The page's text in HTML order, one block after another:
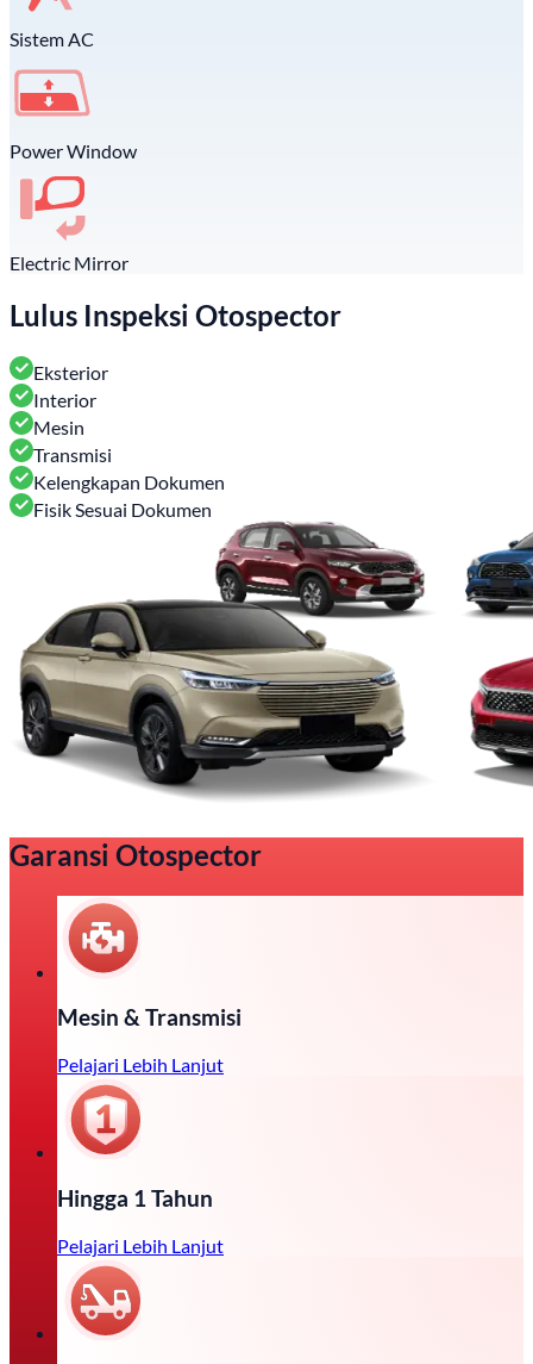
Sistem AC
Power Window
Electric Mirror
Lulus Inspeksi Otospector
Eksterior
Interior
Mesin
Transmisi
Kelengkapan Dokumen
Fisik Sesuai Dokumen
Garansi Otospector
Mesin & Transmisi
Pelajari Lebih Lanjut
Hingga 1 Tahun
Pelajari Lebih Lanjut